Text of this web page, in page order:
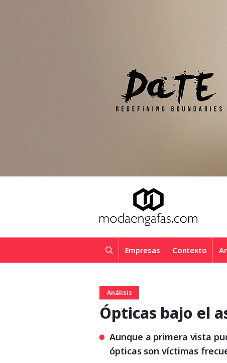
Empresas Contexto
Análisis
Ópticas bajo el
Aunque a primera vista
ópticas son víctimas